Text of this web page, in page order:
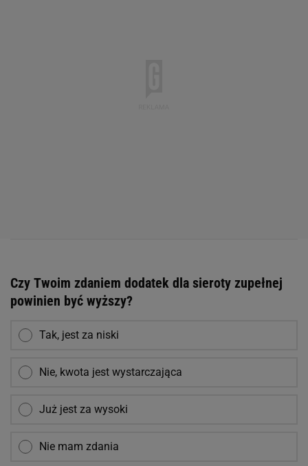
Czy Twoim zdaniem dodatek dla sieroty zupełnej
powinien być wyższy?
Tak, jest za niski
Nie, kwota jest wystarczająca
Już jest za wysoki
Nie mam zdania